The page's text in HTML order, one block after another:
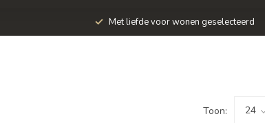
Met liefde voor wonen geselecteerd
Toon: